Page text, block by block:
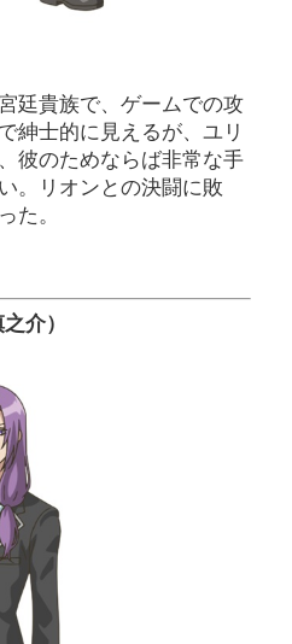
廷貴族で、ゲームでの攻
紳士的に見えるが、ユリ
彼のためならば非常な手
。リオンとの決闘に敗
た。
介）